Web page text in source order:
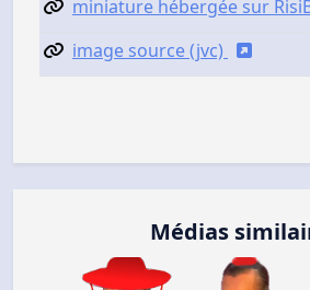
miniature hébergée sur
image source (jvc)
Médias